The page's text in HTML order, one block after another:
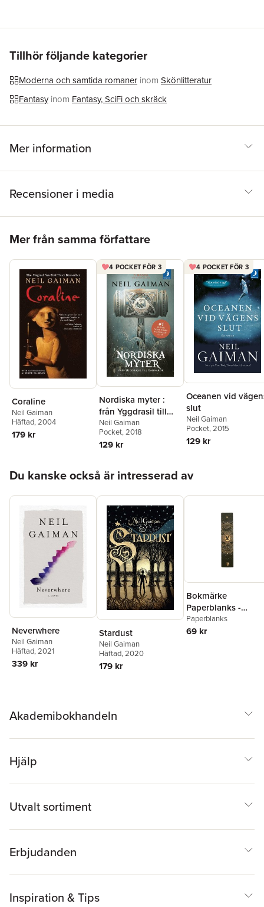
into the mysterious land of Faerie - a world that is dangerous
STORIES COME POSSIBILITIES.---**Includes 'Wall, A Prologue',
reading-group discussion questions and an interview with Neil
Gaiman**
Tillhör följande kategorier
Moderna och samtida romaner inom Skönlitteratur
Fantasy inom Fantasy, SciFi och skräck
Mer information
Recensioner i media
Mer från samma författare
Coraline
Neil Gaiman
Häftad, 2004
179 kr
4 POCKET FÖR 3
Nordiska myter :
från Yggdrasil till
Ragnarök
Neil Gaiman
Pocket, 2018
129 kr
4 POCKET FÖR 3
Oceanen vid
slut
Neil Gaiman
Pocket, 2015
129 kr
Du kanske också är intresserad av
Neverwhere
Neil Gaiman
Häftad, 2021
339 kr
Stardust
Neil Gaiman
Häftad, 2020
179 kr
Bokmärke
Paperblanks -
Fourth Wing
Shadows of
Paperblanks
69 kr
Akademibokhandeln
Hjälp
Utvalt sortiment
Erbjudanden
Inspiration & Tips